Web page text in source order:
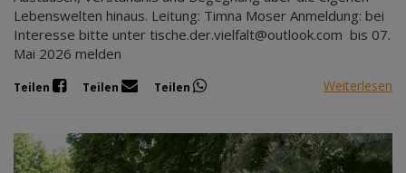
Lebenswelten hinaus. Leitung: Timna Moser Anmeldung: bei
Interesse bitte unter tische.der.vielfalt@outlook.com bis 07.
Mai 2026 melden
Teilen Teilen Teilen Weiterlesen